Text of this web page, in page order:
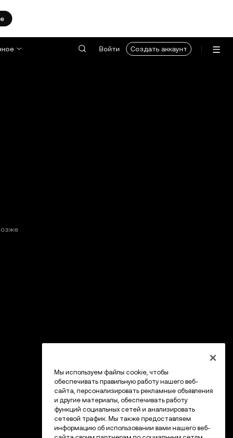
Войти Создать аккаунт
Мы используем файлы cookie, чтобы
обеспечивать правильную работу нашего веб-
сайта, персонализировать рекламные объявления
и другие материалы, обеспечивать работу
функций социальных сетей и анализировать
сетевой трафик. Мы также предоставляем
информацию об использовании вами нашего веб-